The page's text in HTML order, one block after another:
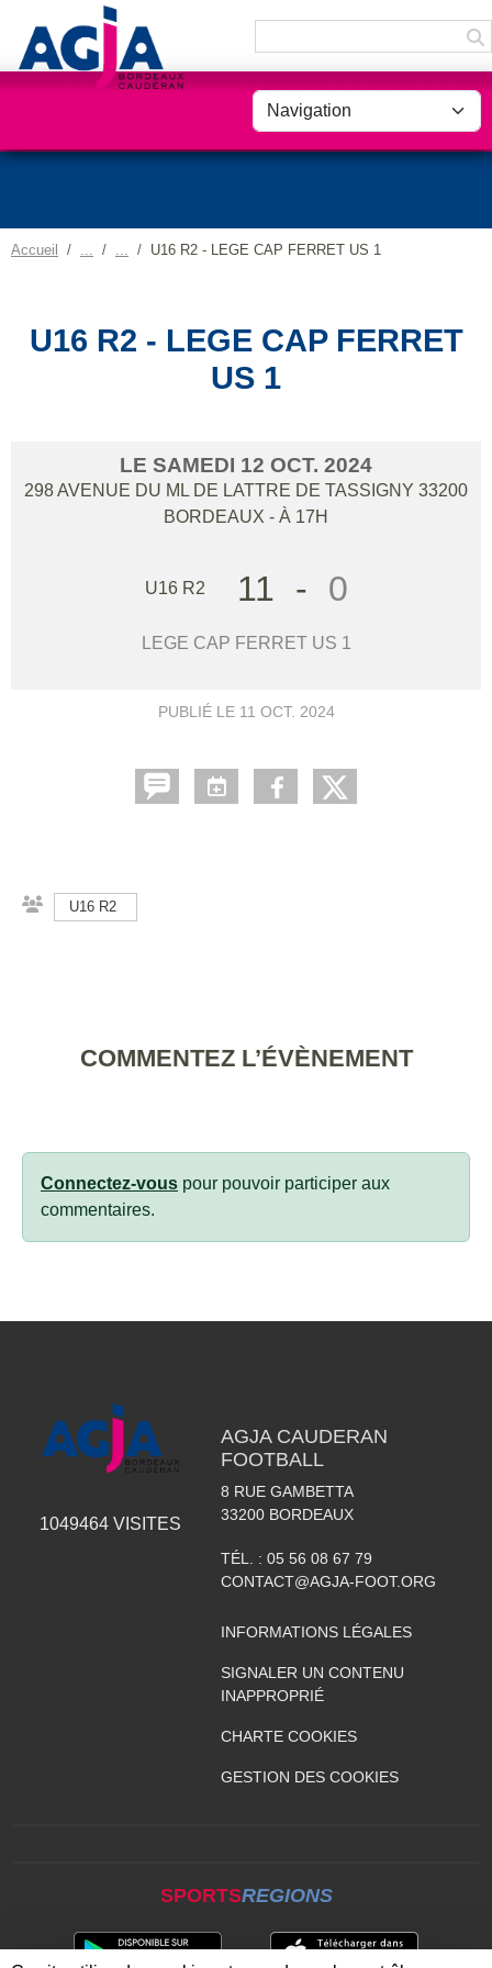
Accueil U16 R2 - LEGE CAP FERRET US 1
U16 R2 - LEGE CAP FERRET
US 1
LE SAMEDI 12 OCT. 2024
298 AVENUE DU ML DE LATTRE DE TASSIGNY 33200
BORDEAUX - À 17H
U16 R2 11 - 0
LEGE CAP FERRET US 1
PUBLIÉ LE 11 OCT. 2024
U16 R2
COMMENTEZ L’ÉVÈNEMENT
Connectez-vous pour pouvoir participer aux
commentaires.
1049464VISITES
AGJA CAUDERAN
FOOTBALL
8 RUE GAMBETTA
33200 BORDEAUX
TÉL. : 05 56 08 67 79
CONTACT@AGJA-FOOT.ORG
INFORMATIONS LÉGALES
SIGNALER UN CONTENU
INAPPROPRIÉ
CHARTE COOKIES
GESTION DES COOKIES
SPORTSREGIONS
Panneau de gestion des cookies